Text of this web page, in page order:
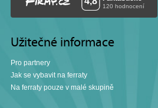
Užitečné informace
Pro partnery
Jak se vybavit na ferraty
Na ferraty pouze v malé skupině